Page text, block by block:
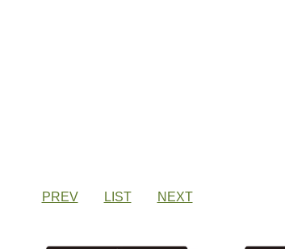
PREV LIST NEXT